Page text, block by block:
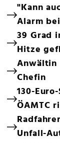
"Kann
Alarm
39 Grad
Hitze
Anwältin
Chefin
130-
ÖAMTC
Unfall-